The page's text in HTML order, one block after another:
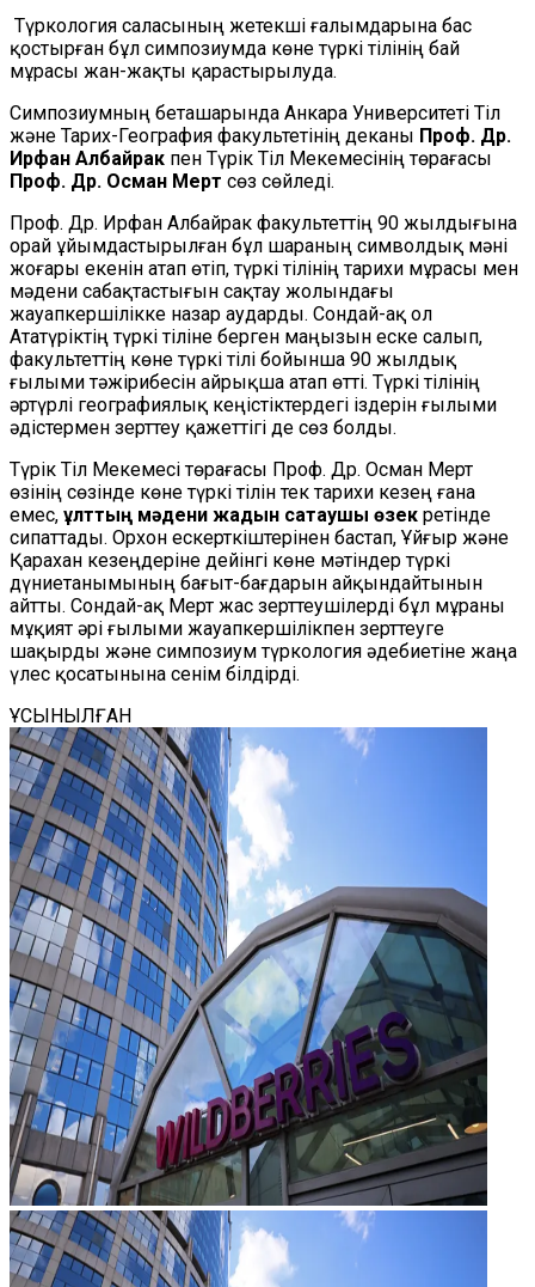
Түркология саласының жетекші ғалымдарына бас
қостырған бұл симпозиумда көне түркі тілінің бай
мұрасы жан-жақты қарастырылуда.
Симпозиумның беташарында Анкара Университеті Тіл
және Тарих-География факультетінің деканы Проф. Др.
Ирфан Албайрак пен Түрік Тіл Мекемесінің төрағасы
Проф. Др. Осман Мерт сөз сөйледі.
Проф. Др. Ирфан Албайрак факультеттің 90 жылдығына
орай ұйымдастырылған бұл шараның символдық мәні
жоғары екенін атап өтіп, түркі тілінің тарихи мұрасы мен
мәдени сабақтастығын сақтау жолындағы
жауапкершілікке назар аударды. Сондай-ақ ол
Ататүріктің түркі тіліне берген маңызын еске салып,
факультеттің көне түркі тілі бойынша 90 жылдық
ғылыми тәжірибесін айрықша атап өтті. Түркі тілінің
әртүрлі географиялық кеңістіктердегі іздерін ғылыми
әдістермен зерттеу қажеттігі де сөз болды.
Түрік Тіл Мекемесі төрағасы Проф. Др. Осман Мерт
өзінің сөзінде көне түркі тілін тек тарихи кезең ғана
емес, ұлттың мәдени жадын сақтаушы өзек ретінде
сипаттады. Орхон ескерткіштерінен бастап, Ұйғыр және
Қарахан кезеңдеріне дейінгі көне мәтіндер түркі
дүниетанымының бағыт-бағдарын айқындайтынын
айтты. Сондай-ақ Мерт жас зерттеушілерді бұл мұраны
мұқият әрі ғылыми жауапкершілікпен зерттеуге
шақырды және симпозиум түркология әдебиетіне жаңа
үлес қосатынына сенім білдірді.
ҰСЫНЫЛҒАН